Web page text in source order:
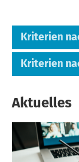
Kriterien
(2013)
Kriterien
Die
Aktuelles